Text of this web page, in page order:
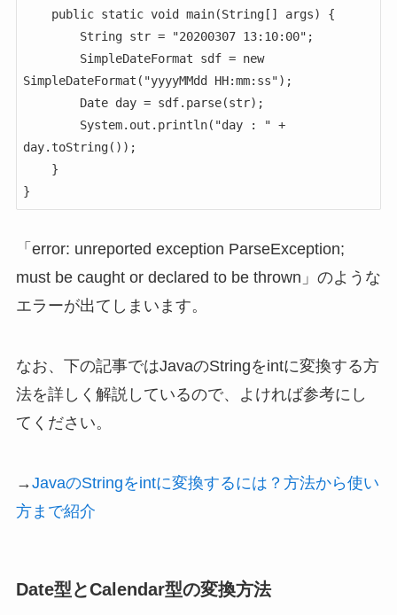
SimpleDateFormat("yyyyMMdd HH:mm:ss");
day.toString());
}
「error: unreported exception ParseException;
must be caught or declared to be thrown」のような
エラーが出てしまいます。
なお、下の記事ではJavaのStringをintに変換する方
法を詳しく解説しているので、よければ参考にし
てください。
→JavaのStringをintに変換するには？方法から使い
方まで紹介
Date型とCalendar型の変換方法